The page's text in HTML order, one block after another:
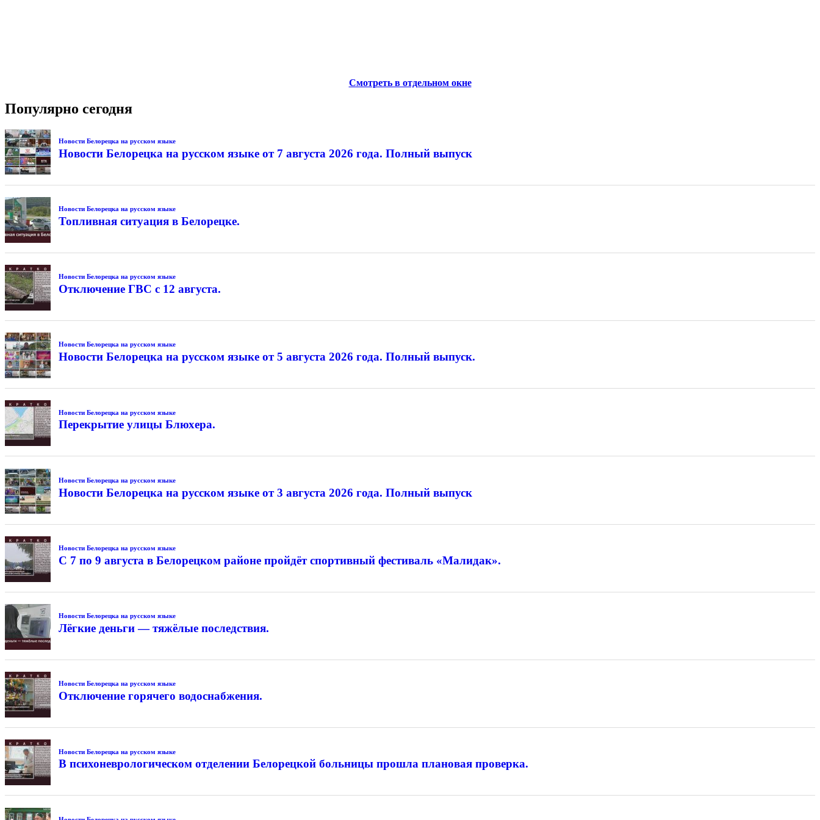
Смотреть в отдельном окне
Популярно сегодня
Новости Белорецка на русском языке
Новости Белорецка на русском языке от 7 августа 2026 года. Полный выпуск
Новости Белорецка на русском языке
Топливная ситуация в Белорецке.
Новости Белорецка на русском языке
Отключение ГВС с 12 августа.
Новости Белорецка на русском языке
Новости Белорецка на русском языке от 5 августа 2026 года. Полный выпуск.
Новости Белорецка на русском языке
Перекрытие улицы Блюхера.
Новости Белорецка на русском языке
Новости Белорецка на русском языке от 3 августа 2026 года. Полный выпуск
Новости Белорецка на русском языке
С 7 по 9 августа в Белорецком районе пройдёт спортивный фестиваль «Малидак».
Новости Белорецка на русском языке
Лёгкие деньги — тяжёлые последствия.
Новости Белорецка на русском языке
Отключение горячего водоснабжения.
Новости Белорецка на русском языке
В психоневрологическом отделении Белорецкой больницы прошла плановая проверка.